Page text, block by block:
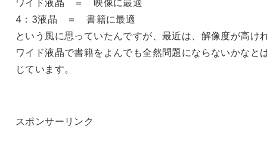
4：3液晶 ＝ 書籍に最適
という風に思っていたんですが、最近は、解像度が高け
ワイド液晶で書籍をよんでも全然問題にならないかなと
じています。
スポンサーリンク